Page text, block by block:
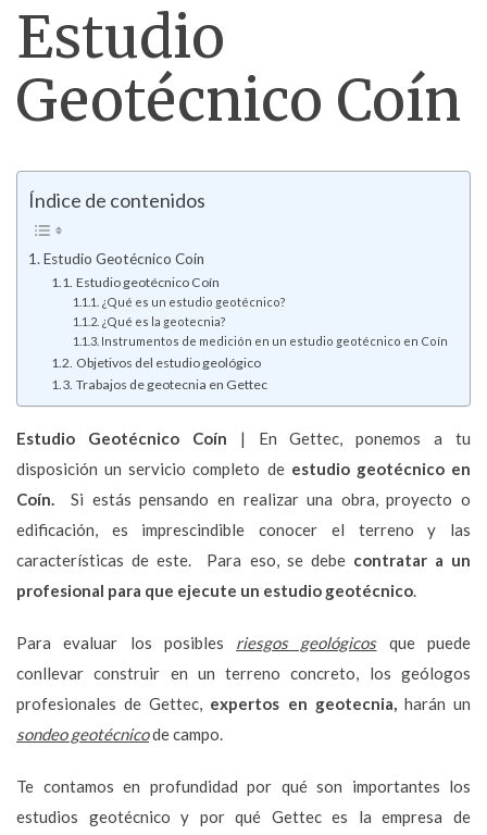
Estudio
Geotécnico Coín
Índice de contenidos
Estudio Geotécnico Coín
Estudio geotécnico Coín
¿Qué es un estudio geotécnico?
¿Qué es la geotecnia?
Instrumentos de medición en un estudio geotécnico en Coín
Objetivos del estudio geológico
Trabajos de geotecnia en Gettec
Estudio Geotécnico Coín | En Gettec, ponemos a tu
disposición un servicio completo de estudio geotécnico en
Coín.Si estás pensando en realizar una obra, proyecto o
edificación, es imprescindible conocer el terreno y las
características de este. Para eso, se debe contratar a un
profesional para que ejecute un estudio geotécnico.
Para evaluar los posibles riesgos geológicosque puede
conllevar construir en un terreno concreto, los geólogos
profesionales de Gettec, expertos en geotecnia, harán un
sondeo geotécnicode campo.
Te contamos en profundidad por qué son importantes los
estudios geotécnico y por qué Gettec es la empresa de